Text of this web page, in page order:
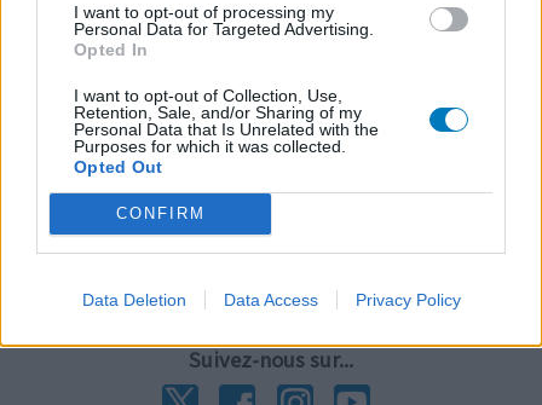
I want to opt-out of processing my
Personal Data for Targeted Advertising.
Opted In
I want to opt-out of Collection, Use,
Retention, Sale, and/or Sharing of my
Personal Data that Is Unrelated with the
Purposes for which it was collected.
Opted Out
CONFIRM
Data Deletion Data Access Privacy Policy
maintenant pour un nouveau compte ou un compte
existant
Suivez-nous sur...